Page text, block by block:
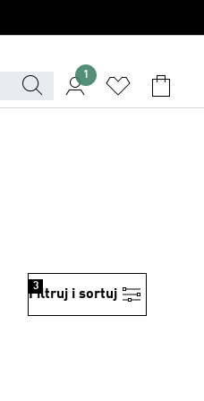
1
Filtruj i sortuj
3